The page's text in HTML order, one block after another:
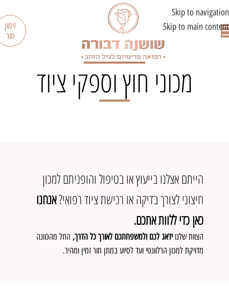
לתוכן
Skip to navigation
Skip to main content
זימון
תור
מכוני חוץ וספקי ציוד
הייתם אצלנו בייעוץ או בטיפול והופניתם למכון
חיצוני לצורך בדיקה או רכישת ציוד רפואי?אנחנו
כאן כדי ללוות אתכם.
הצוות שלנו ידאג לכם ולמשפחתכם לאורך כל הדרך, החל מהכוונה
מדויקת למכון הרלוונטי ועד לסיוע במתן תור זמין ומהיר.